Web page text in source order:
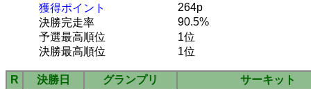
獲得ポイント
264p
決勝完走率
90.5%
予選最高順位
1位
決勝最高順位
1位
R 決勝日 グランプリ
サーキット